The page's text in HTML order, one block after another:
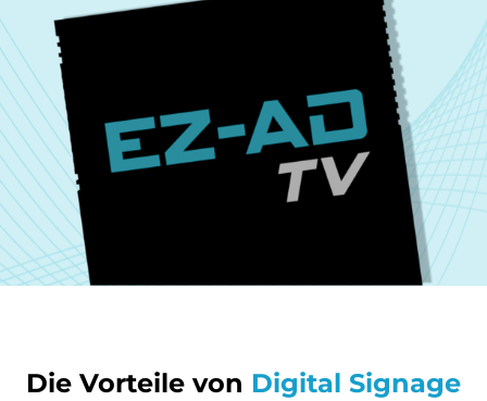
Die Vorteile von Digital Signage